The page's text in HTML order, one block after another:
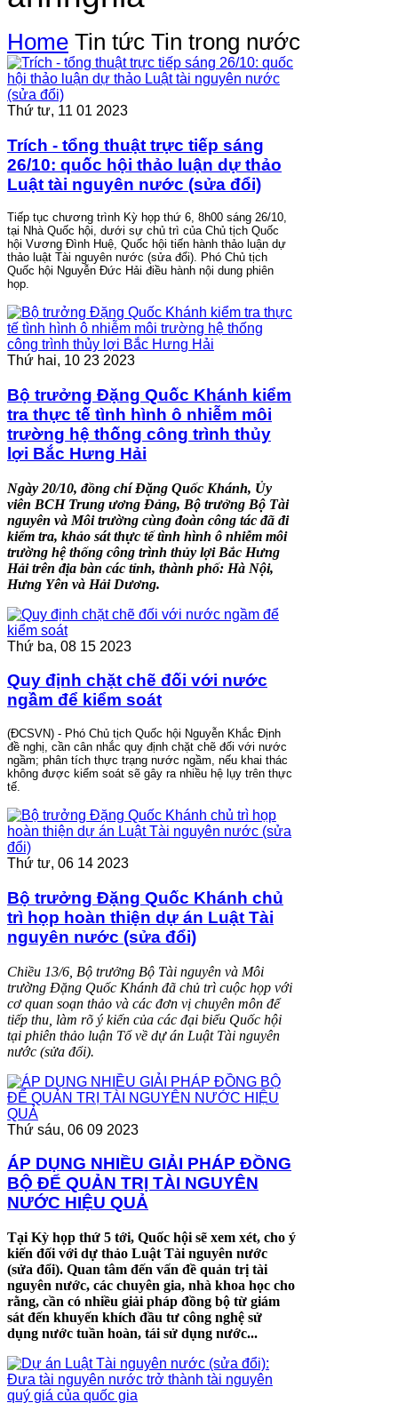
Home Tin tức Tin trong nước
Thứ tư, 11 01 2023
Trích - tổng thuật trực tiếp sáng
26/10: quốc hội thảo luận dự thảo
Luật tài nguyên nước (sửa đổi)
Tiếp tục chương trình Kỳ họp thứ 6, 8h00 sáng 26/10,
tại Nhà Quốc hội, dưới sự chủ trì của Chủ tịch Quốc
hội Vương Đình Huệ, Quốc hội tiến hành thảo luận dự
thảo luật Tài nguyên nước (sửa đổi). Phó Chủ tịch
Quốc hội Nguyễn Đức Hải điều hành nội dung phiên
họp.
Thứ hai, 10 23 2023
Bộ trưởng Đặng Quốc Khánh kiểm
tra thực tế tình hình ô nhiễm môi
trường hệ thống công trình thủy
lợi Bắc Hưng Hải
Ngày 20/10, đồng chí Đặng Quốc Khánh, Ủy
viên BCH Trung ương Đảng, Bộ trưởng Bộ Tài
nguyên và Môi trường cùng đoàn công tác đã đi
kiểm tra, khảo sát thực tế tình hình ô nhiễm môi
trường hệ thống công trình thủy lợi Bắc Hưng
Hải trên địa bàn các tỉnh, thành phố: Hà Nội,
Hưng Yên và Hải Dương.
Thứ ba, 08 15 2023
Quy định chặt chẽ đối với nước
ngầm để kiểm soát
(ĐCSVN) - Phó Chủ tịch Quốc hội Nguyễn Khắc Định
đề nghị, cần cân nhắc quy định chặt chẽ đối với nước
ngầm; phân tích thực trạng nước ngầm, nếu khai thác
không được kiểm soát sẽ gây ra nhiều hệ lụy trên thực
tế.
Thứ tư, 06 14 2023
Bộ trưởng Đặng Quốc Khánh chủ
trì họp hoàn thiện dự án Luật Tài
nguyên nước (sửa đổi)
Chiều 13/6, Bộ trưởng Bộ Tài nguyên và Môi
trường Đặng Quốc Khánh đã chủ trì cuộc họp với
cơ quan soạn thảo và các đơn vị chuyên môn để
tiếp thu, làm rõ ý kiến của các đại biểu Quốc hội
tại phiên thảo luận Tổ về dự án Luật Tài nguyên
nước (sửa đổi).
Thứ sáu, 06 09 2023
ÁP DỤNG NHIỀU GIẢI PHÁP ĐỒNG
BỘ ĐỂ QUẢN TRỊ TÀI NGUYÊN
NƯỚC HIỆU QUẢ
Tại Kỳ họp thứ 5 tới, Quốc hội sẽ xem xét, cho ý
kiến đối với dự thảo Luật Tài nguyên nước
(sửa đổi). Quan tâm đến vấn đề quản trị tài
nguyên nước, các chuyên gia, nhà khoa học cho
rằng, cần có nhiều giải pháp đồng bộ từ giám
sát đến khuyến khích đầu tư công nghệ sử
dụng nước tuần hoàn, tái sử dụng nước...